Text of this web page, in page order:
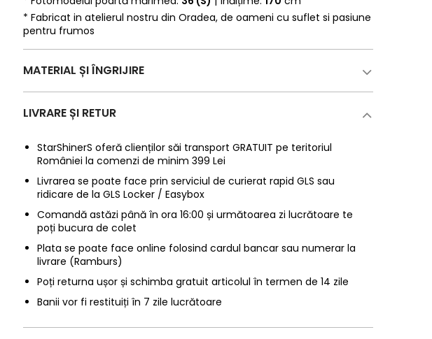
* Fabricat in atelierul nostru din Oradea, de oameni cu suflet si pasiune
pentru frumos
MATERIAL ȘI ÎNGRIJIRE
LIVRARE ȘI RETUR
StarShinerS oferă clienților săi transport GRATUIT pe teritoriul
României la comenzi de minim 399 Lei
Livrarea se poate face prin serviciul de curierat rapid GLS sau
ridicare de la GLS Locker / Easybox
Comandă astăzi până în ora 16:00 și următoarea zi lucrătoare te
poți bucura de colet
Plata se poate face online folosind cardul bancar sau numerar la
livrare (Ramburs)
Poți returna ușor și schimba gratuit articolul în termen de 14 zile
Banii vor fi restituiți în 7 zile lucrătoare